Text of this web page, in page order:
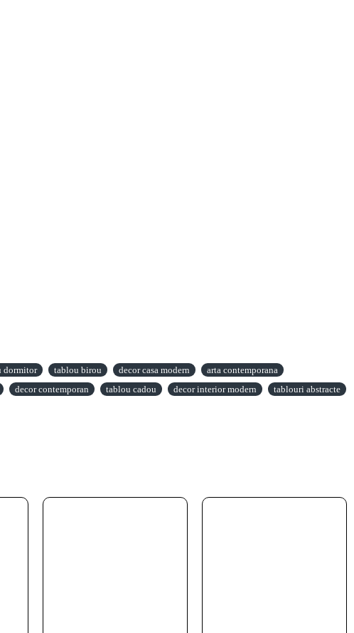
dormitor tablou birou decor casa modern
arta contemporana
decor contemporan tablou cadou decor interior modern
tablouri abstracte